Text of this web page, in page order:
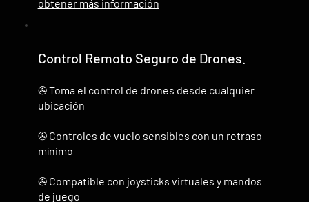
obtener más información
Control Remoto Seguro de Drones.
✇ Toma el control de drones desde cualquier
ubicación
✇ Controles de vuelo sensibles con un retraso
mínimo
✇ Compatible con joysticks virtuales y mandos
de juego